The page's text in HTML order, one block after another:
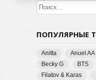
ПОПУЛЯРНЫЕ
Anitta Anuel AA
Becky G
BTS
Filatov & Karas